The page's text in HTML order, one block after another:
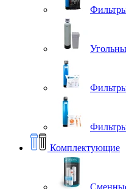
Комплектующие